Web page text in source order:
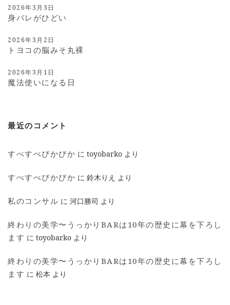
2026年3月3日
身バレがひどい
2026年3月2日
トヨコの脳みそ丸裸
2026年3月1日
魔法使いになる日
最近のコメント
すべすべぴかぴか にtoyobarko より
すべすべぴかぴか に鈴木りえ より
私のコンサル に河口勝司 より
終わりの美学〜うっかりBARは10年の歴史に幕を下ろし
ます にtoyobarko より
終わりの美学〜うっかりBARは10年の歴史に幕を下ろし
ます に松本 より